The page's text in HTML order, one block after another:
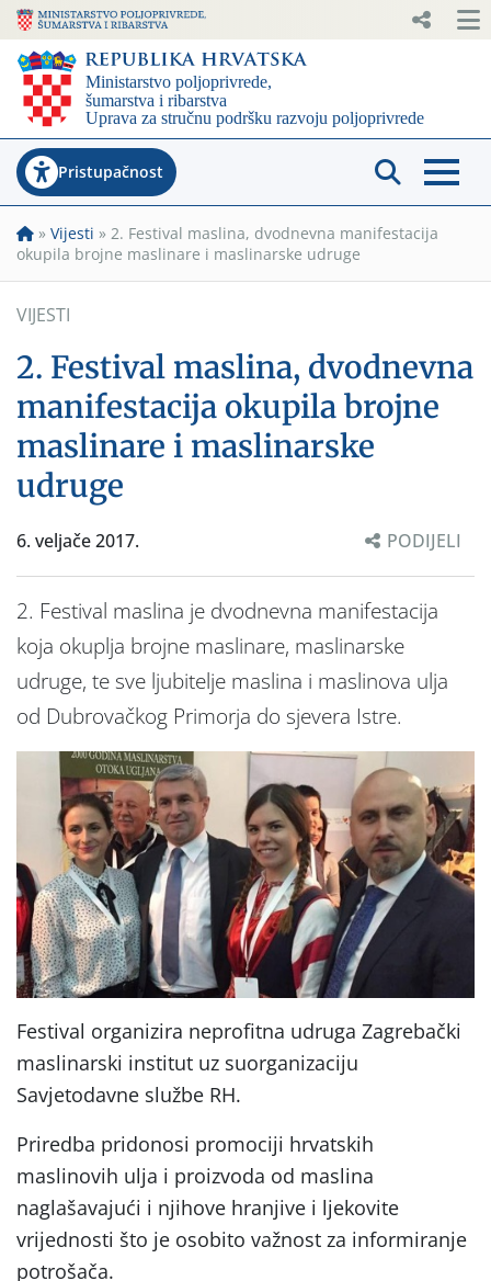
Pristupačnost
» Vijesti » 2. Festival maslina, dvodnevna manifestacija
okupila brojne maslinare i maslinarske udruge
VIJESTI
2. Festival maslina, dvodnevna
manifestacija okupila brojne
maslinare i maslinarske
udruge
6. veljače 2017. PODIJELI
2. Festival maslina je dvodnevna manifestacija
koja okuplja brojne maslinare, maslinarske
udruge, te sve ljubitelje maslina i maslinova ulja
od Dubrovačkog Primorja do sjevera Istre.
Festival organizira neprofitna udruga Zagrebački
maslinarski institut uz suorganizaciju
Savjetodavne službe RH.
Priredba pridonosi promociji hrvatskih
maslinovih ulja i proizvoda od maslina
naglašavajući i njihove hranjive i ljekovite
vrijednosti što je osobito važnost za informiranje
potrošača.